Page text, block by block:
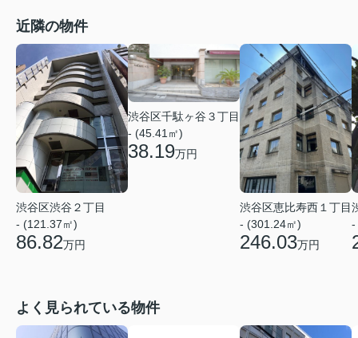
近隣の物件
渋谷区渋谷２丁目
- (121.37㎡)
86.82万円
渋谷区千駄ヶ谷３丁目
- (45.41㎡)
38.19万円
渋谷区恵比寿西１丁目
- (301.24㎡)
246.03万円
-
よく見られている物件